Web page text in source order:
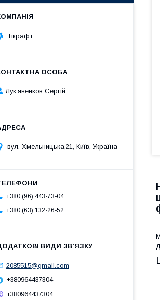
Тікрафт
Лук’яненков Сергій
вул. Хмельницька,21, Київ, Україна
+380 (96) 443-73-04
+380 (63) 132-26-52
2085515@gmail.com
+380964437304
+380964437304